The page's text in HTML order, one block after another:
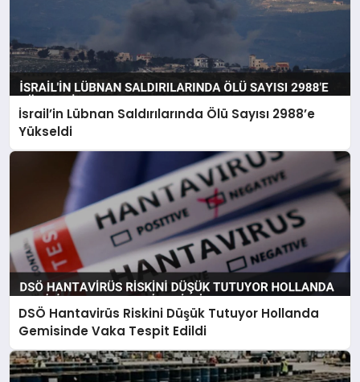
İsrail’in Lübnan Saldırılarında Ölü Sayısı 2988’e
Yükseldi
DSÖ Hantavirüs Riskini Düşük Tutuyor Hollanda
Gemisinde Vaka Tespit Edildi